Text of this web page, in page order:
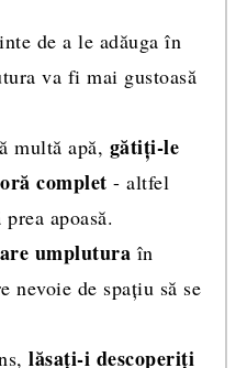
de a le adăuga în
va fi mai gustoasă
multă apă, gătiți-le
complet - altfel
apoasă.
umplutura în
nevoie de spațiu să se
lăsați-i descoperiți